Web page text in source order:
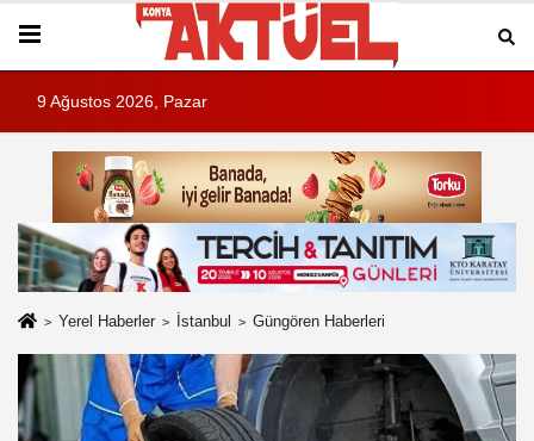
9 Ağustos 2026, Pazar
Yerel Haberler İstanbul Güngören Haberleri